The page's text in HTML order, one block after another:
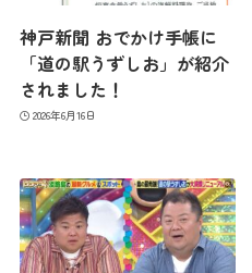
神戸新聞 おでかけ手帳に
「道の駅うずしお」が紹介
されました！
2026年6月16日